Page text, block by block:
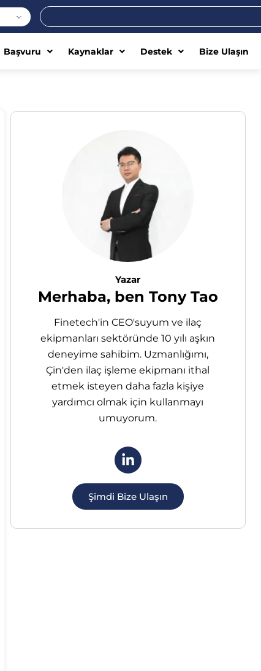
Ara
Başvuru Kaynaklar Destek Bize Ulaşın
Yazar
Merhaba, ben Tony Tao
Finetech'in CEO'suyum ve ilaç
ekipmanları sektöründe 10 yılı aşkın
deneyime sahibim. Uzmanlığımı,
Çin'den ilaç işleme ekipmanı ithal
etmek isteyen daha fazla kişiye
yardımcı olmak için kullanmayı
umuyorum.
Şimdi Bize Ulaşın